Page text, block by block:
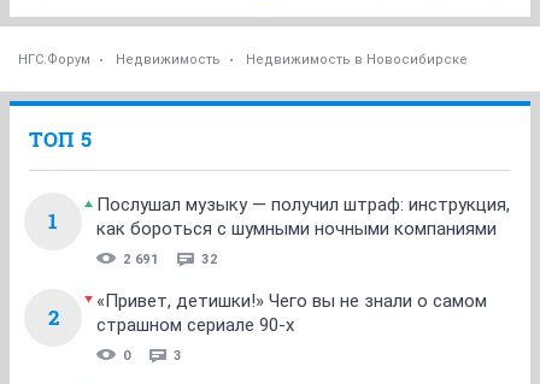
НГС.Форум Недвижимость Недвижимость в Новосибирске
ТОП 5
1
Послушал музыку — получил штраф: инструкция,
как бороться с шумными ночными компаниями
2 691 32
2
«Привет, детишки!» Чего вы не знали о самом
страшном сериале 90-х
0 3